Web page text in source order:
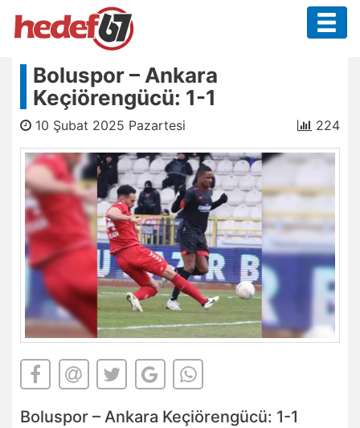
Boluspor – Ankara
Keçiörengücü: 1-1
10 Şubat 2025 Pazartesi 224
Boluspor – Ankara Keçiörengücü: 1-1